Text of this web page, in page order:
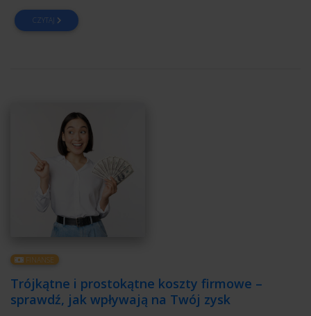
CZYTAJ
FINANSE
Trójkątne i prostokątne koszty firmowe –
sprawdź, jak wpływają na Twój zysk